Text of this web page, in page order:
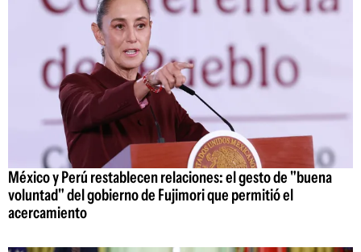
México y Perú restablecen relaciones: el gesto de "buena
voluntad" del gobierno de Fujimori que permitió el
acercamiento